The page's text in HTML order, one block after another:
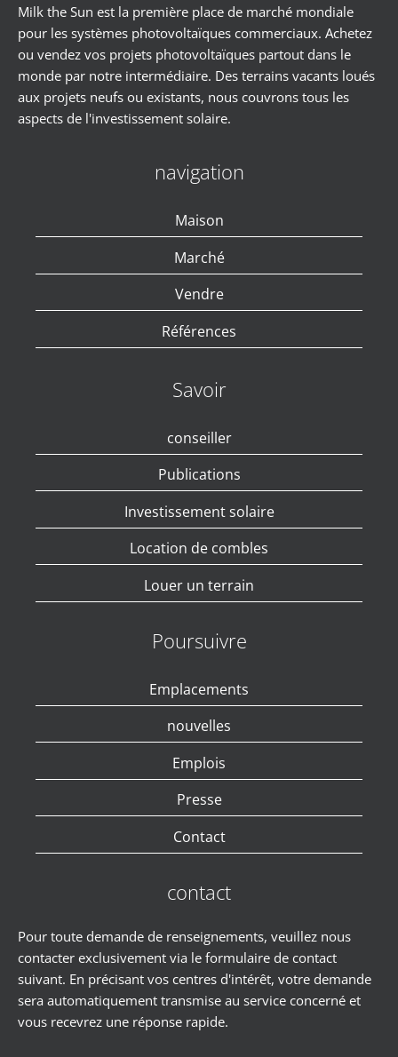
Milk the Sun est la première place de marché mondiale
pour les systèmes photovoltaïques commerciaux. Achetez
ou vendez vos projets photovoltaïques partout dans le
monde par notre intermédiaire. Des terrains vacants loués
aux projets neufs ou existants, nous couvrons tous les
aspects de l'investissement solaire.
navigation
Maison
Marché
Vendre
Références
Savoir
conseiller
Publications
Investissement solaire
Location de combles
Louer un terrain
Poursuivre
Emplacements
nouvelles
Emplois
Presse
Contact
contact
Pour toute demande de renseignements, veuillez nous
contacter exclusivement via le formulaire de contact
suivant. En précisant vos centres d'intérêt, votre demande
sera automatiquement transmise au service concerné et
vous recevrez une réponse rapide.